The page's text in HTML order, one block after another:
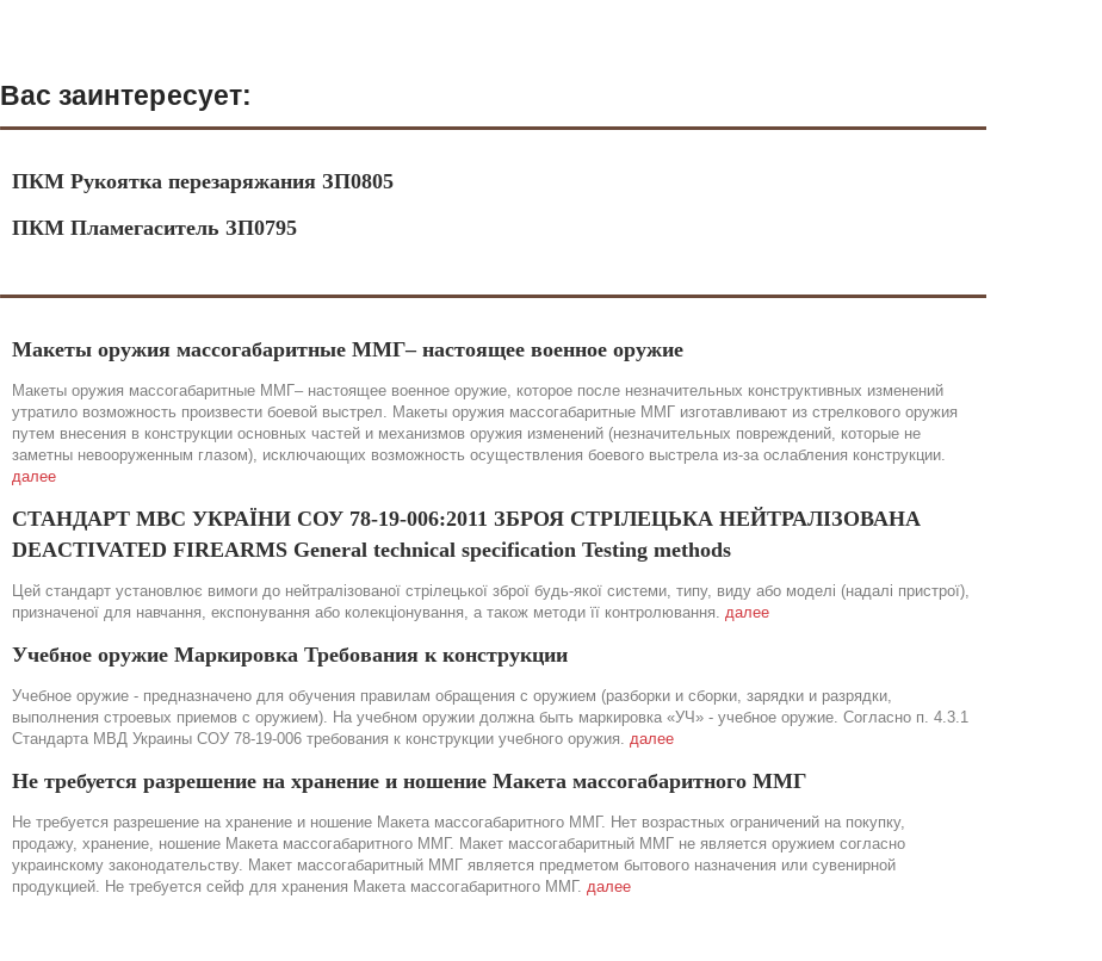
Вас заинтересует:
ПКМ Рукоятка перезаряжания ЗП0805
ПКМ Пламегаситель ЗП0795
Макеты оружия массогабаритные ММГ– настоящее военное оружие
Макеты оружия массогабаритные ММГ– настоящее военное оружие, которое после незначительных конструктивных изменений
утратило возможность произвести боевой выстрел. Макеты оружия массогабаритные ММГ изготавливают из стрелкового оружия
путем внесения в конструкции основных частей и механизмов оружия изменений (незначительных повреждений, которые не
заметны невооруженным глазом), исключающих возможность осуществления боевого выстрела из-за ослабления конструкции.
далее
СТАНДАРТ МВС УКРАЇНИ СОУ 78-19-006:2011 ЗБРОЯ СТРІЛЕЦЬКА НЕЙТРАЛІЗОВАНА
DEACTIVATED FIREARMS General technical specification Testing methods
Цей стандарт установлює вимоги до нейтралізованої стрілецької зброї будь-якої системи, типу, виду або моделі (надалі пристрої),
призначеної для навчання, експонування або колекціонування, а також методи її контролювання. далее
Учебное оружие Маркировка Требования к конструкции
Учебное оружие - предназначено для обучения правилам обращения с оружием (разборки и сборки, зарядки и разрядки,
выполнения строевых приемов с оружием). На учебном оружии должна быть маркировка «УЧ» - учебное оружие. Согласно п. 4.3.1
Стандарта МВД Украины СОУ 78-19-006 требования к конструкции учебного оружия. далее
Не требуется разрешение на хранение и ношение Макета массогабаритного ММГ
Не требуется разрешение на хранение и ношение Макета массогабаритного ММГ. Нет возрастных ограничений на покупку,
продажу, хранение, ношение Макета массогабаритного ММГ. Макет массогабаритный ММГ не является оружием согласно
украинскому законодательству. Макет массогабаритный ММГ является предметом бытового назначения или сувенирной
продукцией. Не требуется сейф для хранения Макета массогабаритного ММГ. далее